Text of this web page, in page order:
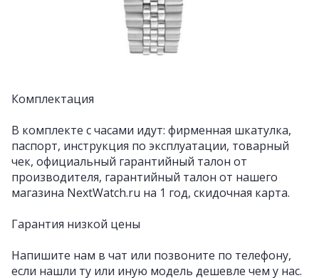
Комплектация
В комплекте с часами идут: фирменная шкатулка,
паспорт, инструкция по эксплуатации, товарный
чек, официальный гарантийный талон от
производителя, гарантийный талон от нашего
магазина NextWatch.ru на 1 год, скидочная карта.
Гарантия низкой цены
Напишите нам в чат или позвоните по телефону,
если нашли ту или иную модель дешевле чем у нас.